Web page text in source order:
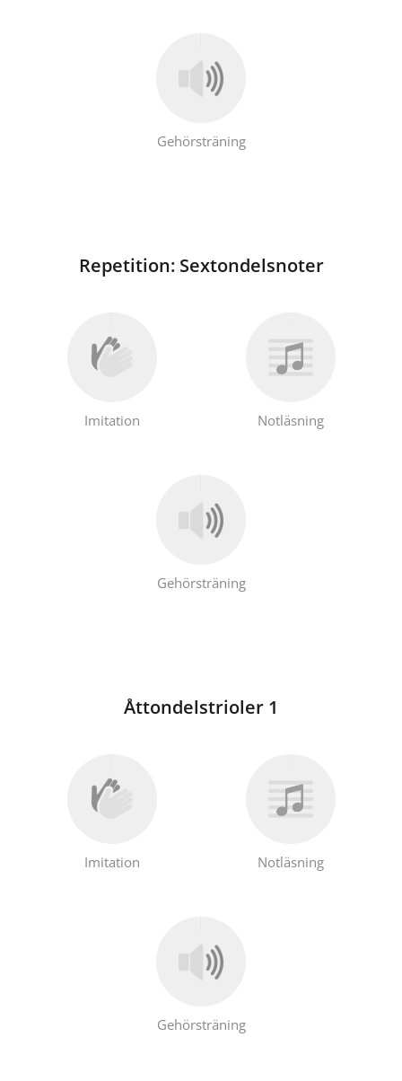
Gehörsträning
Repetition: Sextondelsnoter
Imitation Notläsning
Gehörsträning
Åttondelstrioler 1
Imitation Notläsning
Gehörsträning